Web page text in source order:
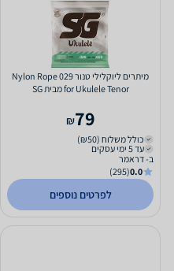
מיתרים ליוקלילי טנור 029 Nylon Rope
for Ukulele Tenor מבית SG
79
₪
כולל משלוח (₪50)
עד 5 ימי עסקים
ב- דראמר
0.0
(295)
לפרטים נוספים